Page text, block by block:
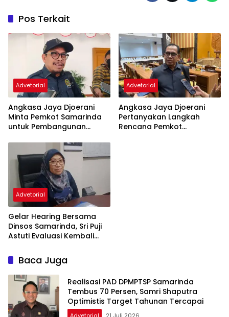
Pos Terkait
Advetorial
Angkasa Jaya Djoerani
Minta Pemkot Samarinda
untuk Pembangunan
Dilakukan
Advetorial
Angkasa Jaya Djoerani
Pertanyakan Langkah
Rencana Pemkot
Advetorial
Gelar Hearing Bersama
Dinsos Samarinda, Sri Puji
Astuti Evaluasi Kembali
Baca Juga
Realisasi PAD DPMPTSP Samarinda
Tembus 70 Persen, Samri Shaputra
Optimistis Target Tahunan Tercapai